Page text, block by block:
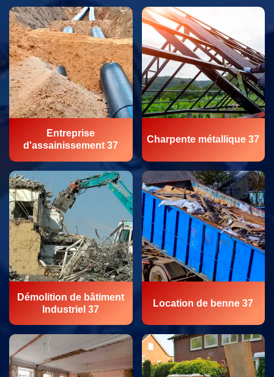
Entreprise
d'assainissement 37
Charpente métallique 37
Démolition de bâtiment
Industriel 37
Location de benne 37